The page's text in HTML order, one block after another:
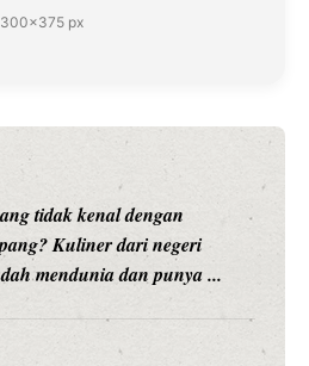
300×375 px
NEWS TNG– Siapa sangka, dua
hiburan, Nunung Srimulat dan
merambah dunia kuliner dengan ...
Nunung Srimulat & Vicky